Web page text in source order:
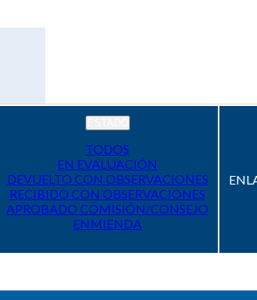
TODOS
EN EVALUACIÓN
DEVUELTO CON OBSERVACIONES
RECIBIDO CON OBSERVACIONES
APROBADO COMISIÓN/CONSEJO
ENMIENDA